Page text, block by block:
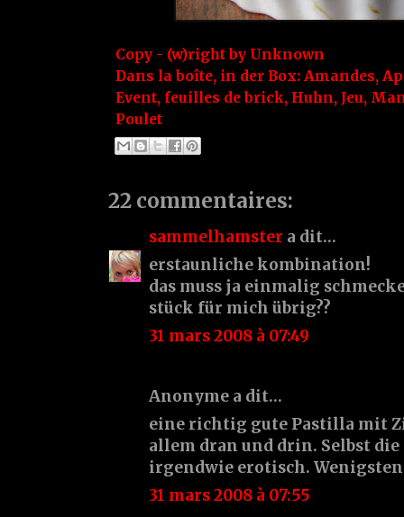
Copy - (w)right by Unknown
Dans la boîte, in der Box: Amandes,
Event, feuilles de brick, Huhn, Jeu,
Poulet
22 commentaires:
sammelhamster a dit…
erstaunliche kombination!
das muss ja einmalig
stück für mich übrig??
31 mars 2008 à 07:49
Anonyme a dit…
eine richtig gute Pastilla mit
allem dran und drin. Selbst
irgendwie erotisch.
31 mars 2008 à 07:55